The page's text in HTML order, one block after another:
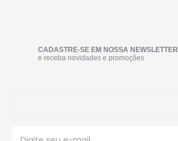
CADASTRE-SE EM NOSSA NEWSLETTER
e receba novidades e promoções